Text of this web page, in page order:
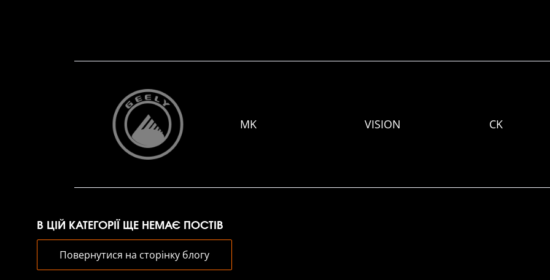
MK VISION CK
В ЦІЙ КАТЕГОРІЇ ЩЕ НЕМАЄ ПОСТІВ
Повернутися на сторінку блогу